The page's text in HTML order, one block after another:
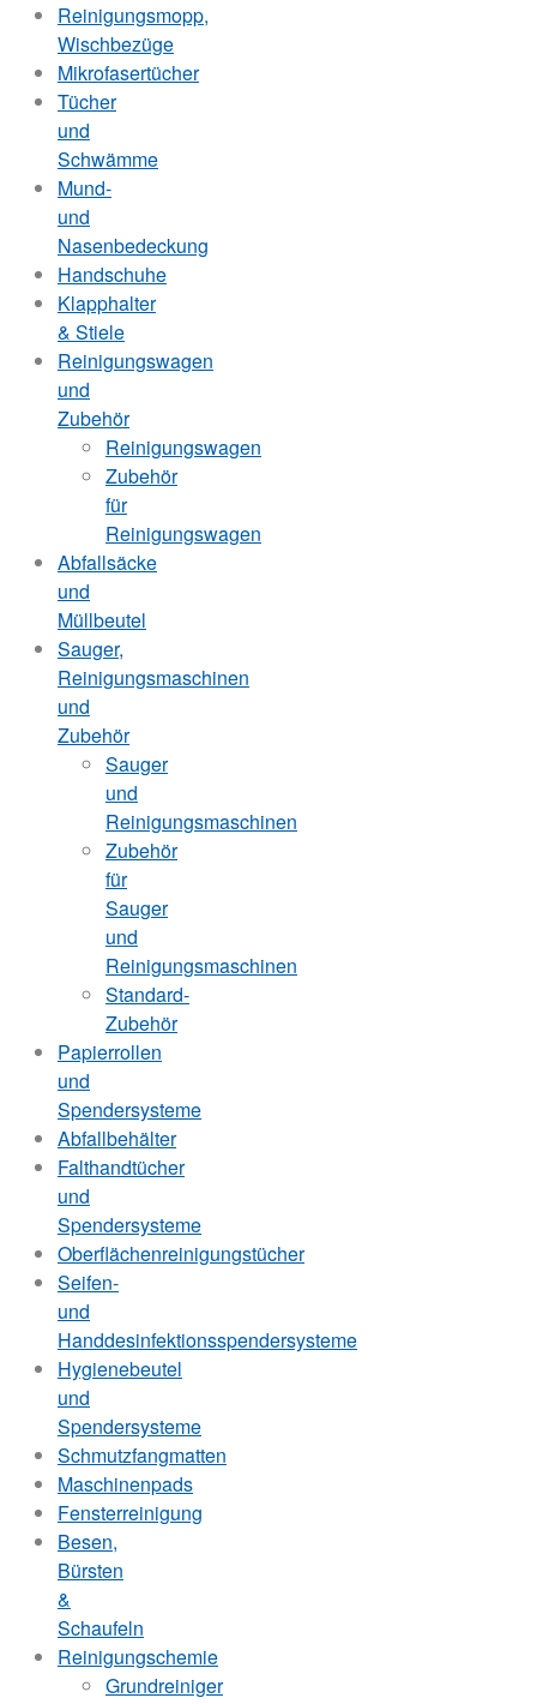
Reinigungsmopp,
Wischbezüge
Mikrofasertücher
Tücher
und
Schwämme
Mund-
und
Nasenbedeckung
Handschuhe
Klapphalter
& Stiele
Reinigungswagen
und
Zubehör
Reinigungswagen
Zubehör
für
Reinigungswagen
Abfallsäcke
und
Müllbeutel
Sauger,
Reinigungsmaschinen
und
Zubehör
Sauger
und
Reinigungsmaschinen
Zubehör
für
Sauger
und
Reinigungsmaschinen
Standard-
Zubehör
Papierrollen
und
Spendersysteme
Abfallbehälter
Falthandtücher
und
Spendersysteme
Oberflächenreinigungstücher
Seifen-
und
Handdesinfektionsspendersysteme
Hygienebeutel
und
Spendersysteme
Schmutzfangmatten
Maschinenpads
Fensterreinigung
Besen,
Bürsten
&
Schaufeln
Reinigungschemie
Grundreiniger